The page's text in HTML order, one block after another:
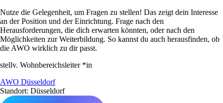
Nutze die Gelegenheit, um Fragen zu stellen! Das zeigt dein Interesse
an der Position und der Einrichtung. Frage nach den
Herausforderungen, die dich erwarten könnten, oder nach den
Möglichkeiten zur Weiterbildung. So kannst du auch herausfinden, ob
die AWO wirklich zu dir passt.
stellv. Wohnbereichsleiter *in
AWO Düsseldorf
Standort: Düsseldorf